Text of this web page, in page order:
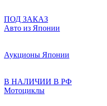
ПОД ЗАКАЗ
Авто из Японии
Аукционы Японии
В НАЛИЧИИ В РФ
Мотоциклы